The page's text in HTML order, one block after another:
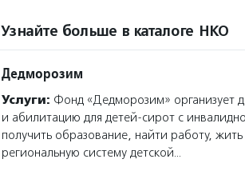
Узнайте больше в каталоге НКО
Дедморозим
Услуги: Фонд «Дедморозим» организует
и абилитацию для детей-сирот с
получить образование, найти работу,
региональную систему детской…